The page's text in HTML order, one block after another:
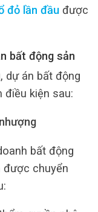
đỏ lần đầu được
bất động sản
dự án bất động
điều kiện sau:
bất động
được chuyển